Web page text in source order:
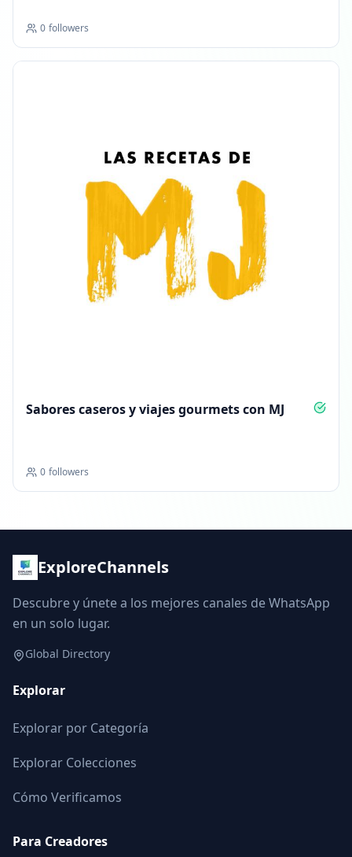
0 followers
Sabores caseros y viajes gourmets con MJ
0 followers
ExploreChannels
Descubre y únete a los mejores canales de WhatsApp
en un solo lugar.
Global Directory
Explorar
Explorar por Categoría
Explorar Colecciones
Cómo Verificamos
Para Creadores